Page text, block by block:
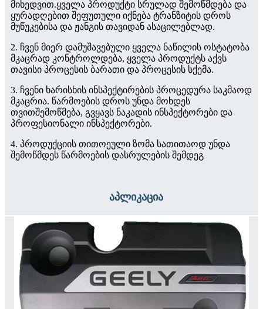
მიხედვით.ყველა პროდუქტი სრულად შემოწმდება და
ყურადღებით შეფუთული იქნება ტრანზიტის დროს
მუწუკებისა და ჟანგის თავიდან ასაცილებლად.
2. ჩვენ მიერ დამუშავებული ყველა ნაწილის ოსტატობა
მკაცრად კონტროლდება, ყველა პროდუქტს აქვს
თავისი პროცესის ბარათი და პროცესის სქემა.
3. ჩვენი ხარისხის ინსპექტირების პროცედურა საკმაოდ
მკაცრია. წარმოების დროს უნდა მოხდეს
თვითშემოწმება, გვყავს ნაკადის ინსპექტორები და
პროფესიონალი ინსპექტორები.
4. პროდუქციის თითოეული ზომა სათითაოდ უნდა
შემოწმდეს წარმოების დასრულების შემდეგ
აპლიკაცია